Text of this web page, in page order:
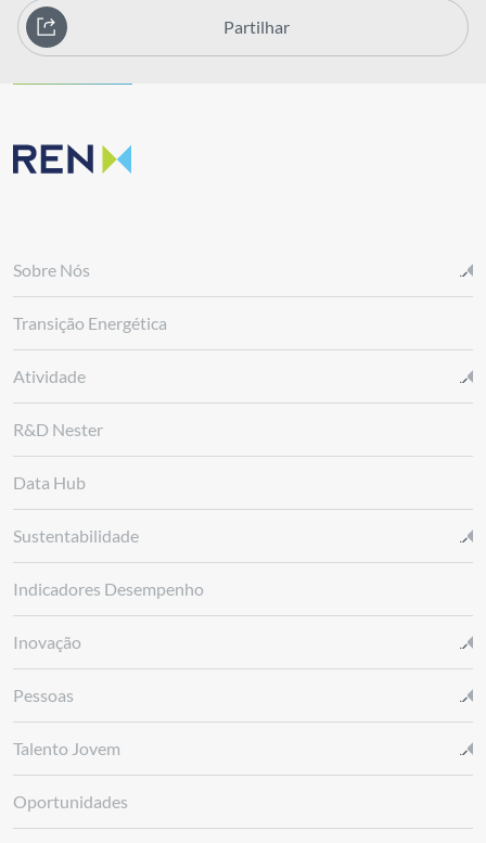
Partilhar
Sobre Nós
Transição Energética
Atividade
R&D Nester
Data Hub
Sustentabilidade
Indicadores Desempenho
Inovação
Pessoas
Talento Jovem
Oportunidades